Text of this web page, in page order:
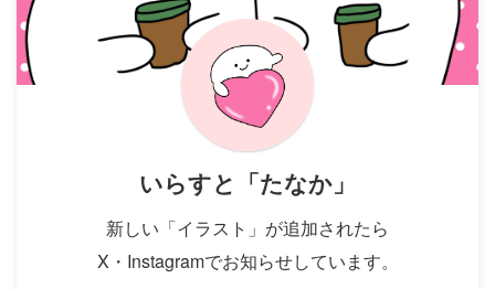
いらすと「たなか」
新しい「イラスト」が追加されたら
X・Instagramでお知らせしています。